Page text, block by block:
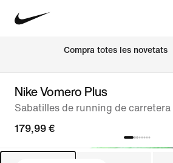
Compra totes les novetats
Nike Vomero Plus
Sabatilles de running de carretera
179,99 €